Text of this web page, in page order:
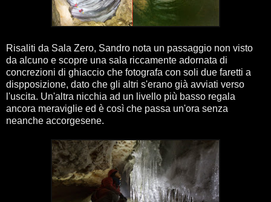
Risaliti da Sala Zero, Sandro nota un passaggio non visto
da alcuno e scopre una sala riccamente adornata di
concrezioni di ghiaccio che fotografa con soli due faretti a
dispposizione, dato che gli altri s'erano già avviati verso
l'uscita. Un'altra nicchia ad un livello più basso regala
ancora meraviglie ed è così che passa un'ora senza
neanche accorgesene.